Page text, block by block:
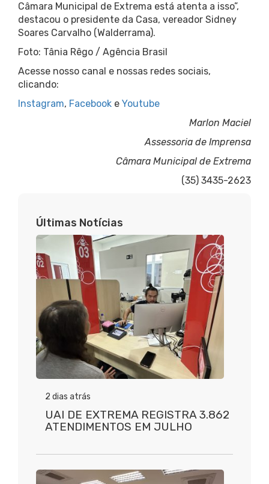
Câmara Municipal de Extrema está atenta a isso”,
destacou o presidente da Casa, vereador Sidney
Soares Carvalho (Walderrama).
Foto: Tânia Rêgo / Agência Brasil
Acesse nosso canal e nossas redes sociais,
clicando:
Instagram, Facebook e Youtube
Marlon Maciel
Assessoria de Imprensa
Câmara Municipal de Extrema
(35) 3435-2623
Últimas Notícias
2 dias atrás
UAI DE EXTREMA REGISTRA 3.862
ATENDIMENTOS EM JULHO